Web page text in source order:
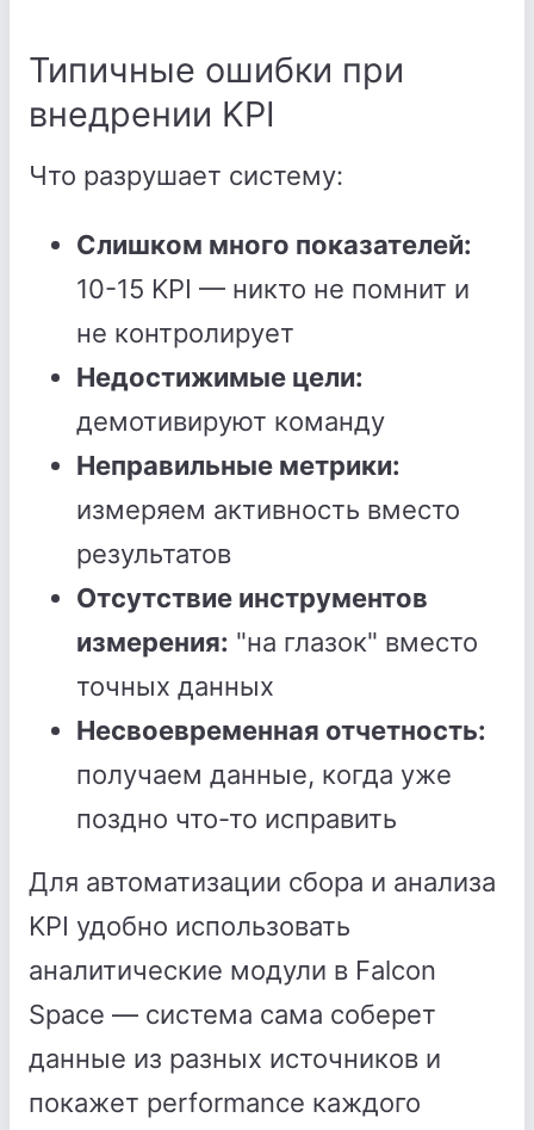
Типичные ошибки при
внедрении KPI
Что разрушает систему:
Слишком много показателей:
10-15 KPI — никто не помнит и
не контролирует
Недостижимые цели:
демотивируют команду
Неправильные метрики:
измеряем активность вместо
результатов
Отсутствие инструментов
измерения: "на глазок" вместо
точных данных
Несвоевременная отчетность:
получаем данные, когда уже
поздно что-то исправить
Для автоматизации сбора и анализа
KPI удобно использовать
аналитические модули в Falcon
Space — система сама соберет
данные из разных источников и
покажет performance каждого